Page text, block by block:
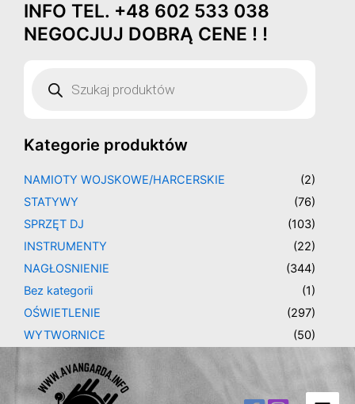
PrzejdźINFO TEL. +48 602 533 038
NEGOCJUJ DOBRĄ CENE ! !
produktów
Kategorie produktów
NAMIOTY WOJSKOWE/HARCERSKIE
(2)
STATYWY
(76)
SPRZĘT DJ
(103)
INSTRUMENTY
(22)
NAGŁOSNIENIE
(344)
Bez kategorii
(1)
OŚWIETLENIE
(297)
WYTWORNICE
(50)
Menu